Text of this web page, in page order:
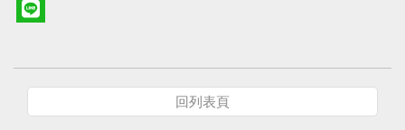
回列表頁